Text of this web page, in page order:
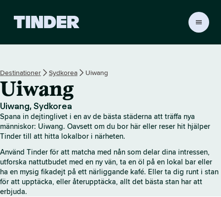
r
a
r
t
i
d
a
Destinationer Sydkorea Uiwang
Uiwang
Uiwang, Sydkorea
Spana in dejtinglivet i en av de bästa städerna att träffa nya
människor: Uiwang. Oavsett om du bor här eller reser hit hjälper
Tinder till att hitta lokalbor i närheten.
Använd Tinder för att matcha med nån som delar dina intressen,
utforska nattutbudet med en ny vän, ta en öl på en lokal bar eller
ha en mysig fikadejt på ett närliggande kafé. Eller ta dig runt i stan
för att upptäcka, eller återupptäcka, allt det bästa stan har att
erbjuda.